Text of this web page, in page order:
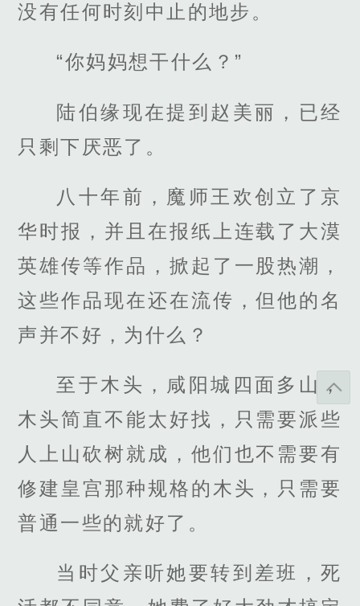
没有任何时刻中止的地步。
“你妈妈想干什么？”
陆伯缘现在提到赵美丽，已经
只剩下厌恶了。
八十年前，魔师王欢创立了京
华时报，并且在报纸上连载了大漠
英雄传等作品，掀起了一股热潮，
这些作品现在还在流传，但他的名
声并不好，为什么？
至于木头，咸阳城四面多山，
木头简直不能太好找，只需要派些
人上山砍树就成，他们也不需要有
修建皇宫那种规格的木头，只需要
普通一些的就好了。
当时父亲听她要转到差班，死